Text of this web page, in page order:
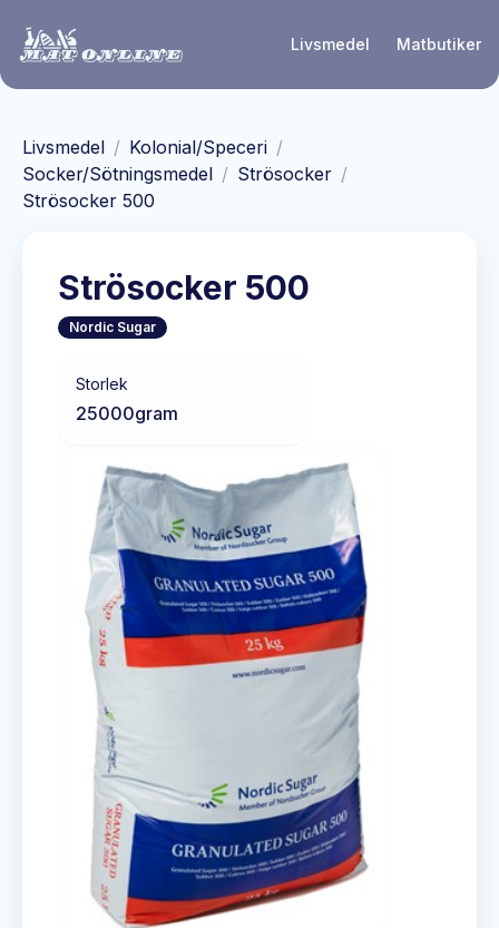
Livsmedel Matbutiker
Livsmedel / Kolonial/Speceri /
Socker/Sötningsmedel / Strösocker /
Strösocker 500
Strösocker 500
Nordic Sugar
Storlek
25000gram